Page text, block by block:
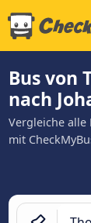
Bus von
nach
Vergleiche
mit